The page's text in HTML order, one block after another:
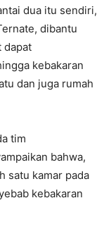
dua itu sendiri,
dibantu
dapat
kebakaran
dan juga rumah
tim
bahwa,
satu kamar pada
kebakaran